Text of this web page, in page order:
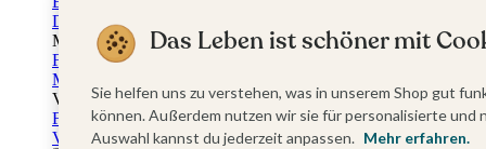
Danksagung Einschulung
Muttertag
Fotogeschenke Muttertag
Muttertagskarten
Vatertag
Fotogeschenke Vatertag
Vatertagskarten
Das Leben ist schöner mit
Sie helfen uns zu verstehen, was in unserem Shop gut
können. Außerdem nutzen wir sie für personalisierte
Auswahl kannst du jederzeit anpassen. Mehr erfahren.